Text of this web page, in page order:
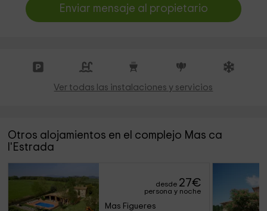
Enviar mensaje al propietario
Ver todas las instalaciones y servicios
Otros alojamientos en el complejo Mas ca
l'Estrada
desde 27€
persona y noche
Mas Figueres